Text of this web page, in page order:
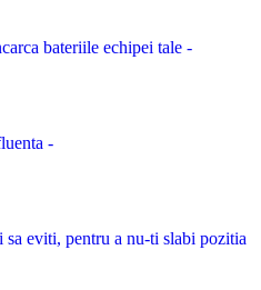
bateriile echipei tale -
-
eviti, pentru a nu-ti slabi pozitia